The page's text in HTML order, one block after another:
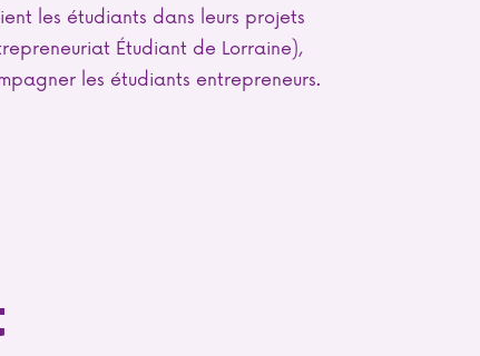
les étudiants dans leurs projets
Étudiant de Lorraine),
les étudiants entrepreneurs.